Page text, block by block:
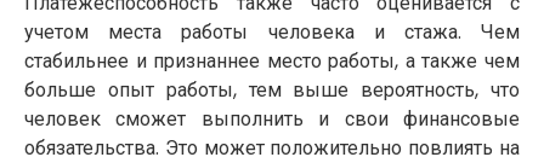
учетом места работы человека и стажа. Чем
стабильнее и признаннее место работы, а также чем
больше опыт работы, тем выше вероятность, что
человек сможет выполнить и свои финансовые
обязательства. Это может положительно повлиять на